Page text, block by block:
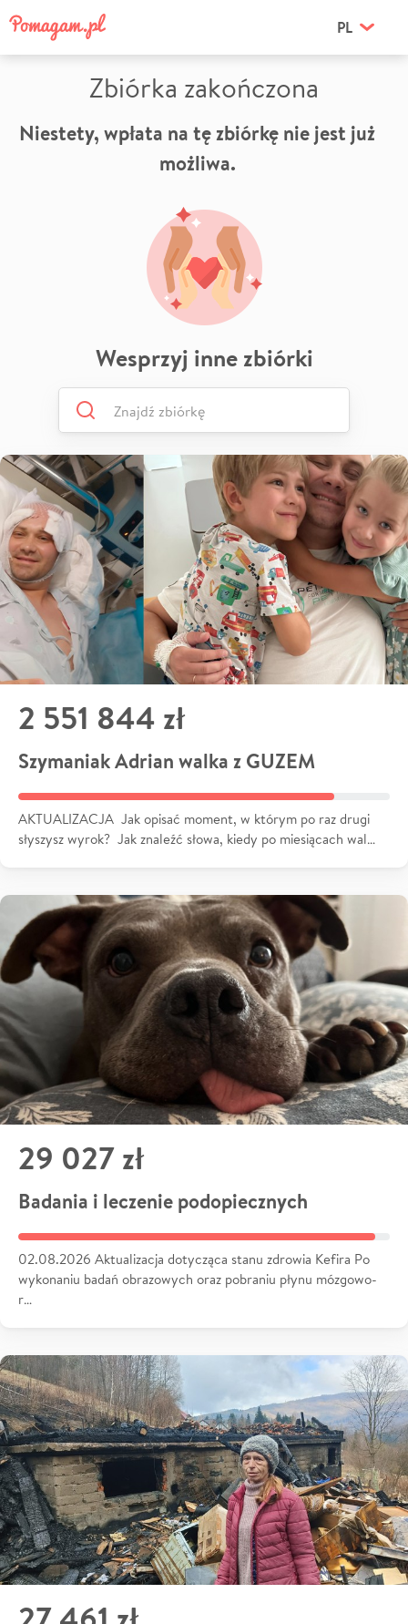
PL
Zbiórka zakończona
Niestety, wpłata na tę zbiórkę nie jest już
możliwa.
Wesprzyj inne zbiórki
2 551 844 zł
Szymaniak Adrian walka z GUZEM
AKTUALIZACJA Jak opisać moment, w którym po raz drugi
słyszysz wyrok? Jak znaleźć słowa, kiedy po miesiącach wal…
29 027 zł
Badania i leczenie podopiecznych
02.08.2026 Aktualizacja dotycząca stanu zdrowia Kefira Po
wykonaniu badań obrazowych oraz pobraniu płynu mózgowo-
r…